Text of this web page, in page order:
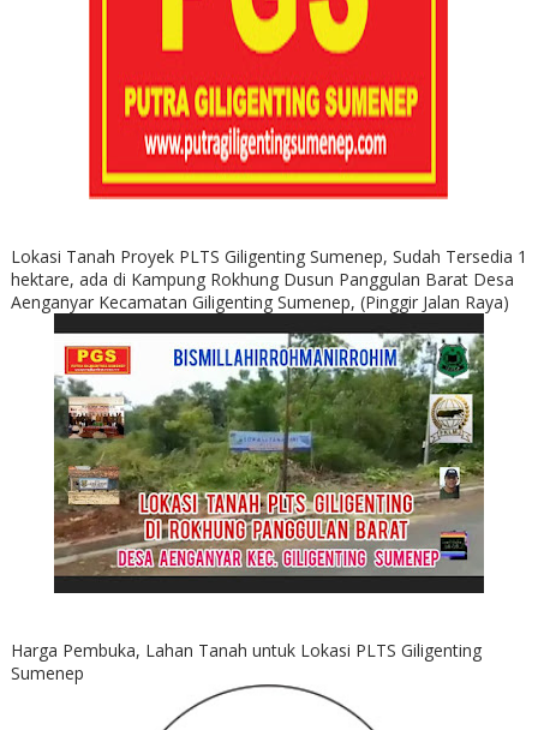
Lokasi Tanah Proyek PLTS Giligenting Sumenep, Sudah Tersedia 1
hektare, ada di Kampung Rokhung Dusun Panggulan Barat Desa
Aenganyar Kecamatan Giligenting Sumenep, (Pinggir Jalan Raya)
Harga Pembuka, Lahan Tanah untuk Lokasi PLTS Giligenting
Sumenep